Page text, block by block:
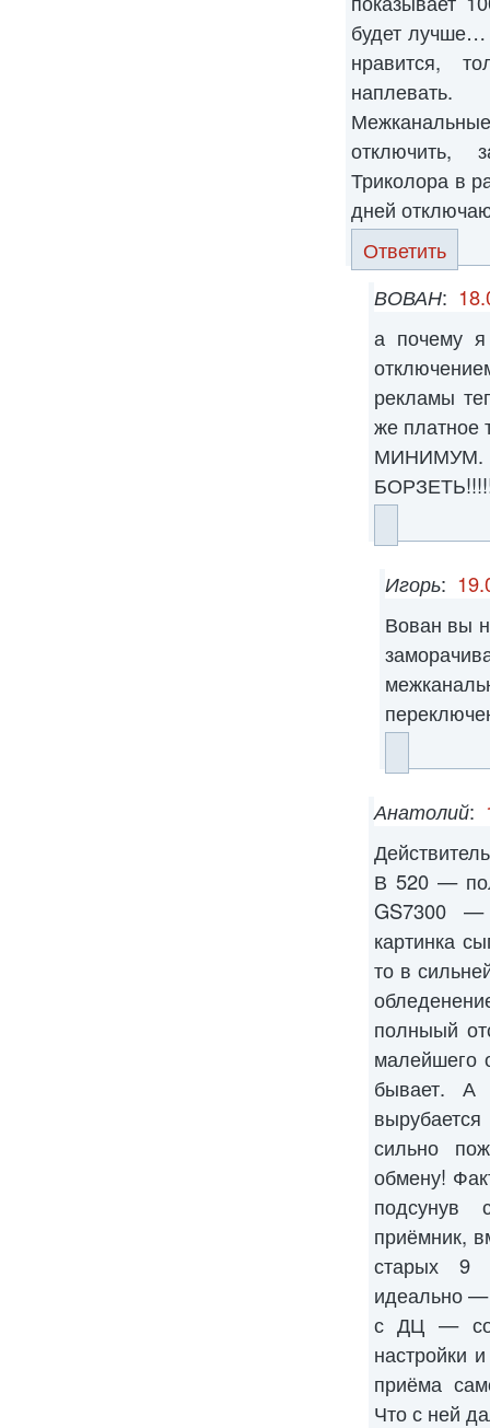
будет лучше…
нравится,
наплевать.
отключить,
Триколора в
дней
Ответить
ВОВАН:
а почему
рекламы
же
Игорь:
Вован вы
Анатолий:
В 520 —
GS7300
картинка
то в
полныый
малейшего
бывает. А
сильно
обмену!
подсунув
приёмник,
старых 9
идеально
с ДЦ —
настройки
приёма
Что с ней